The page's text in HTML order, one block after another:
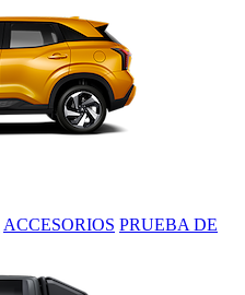
ACCESORIOS PRUEBA DE